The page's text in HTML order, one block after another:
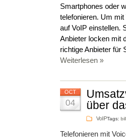
Smartphones oder
telefonieren. Um
auf VoIP einstellen.
Anbieter locken mit
richtige Anbieter für
Weiterlesen »
OCT
04
über
Tags:
VoIP
Telefonieren mit